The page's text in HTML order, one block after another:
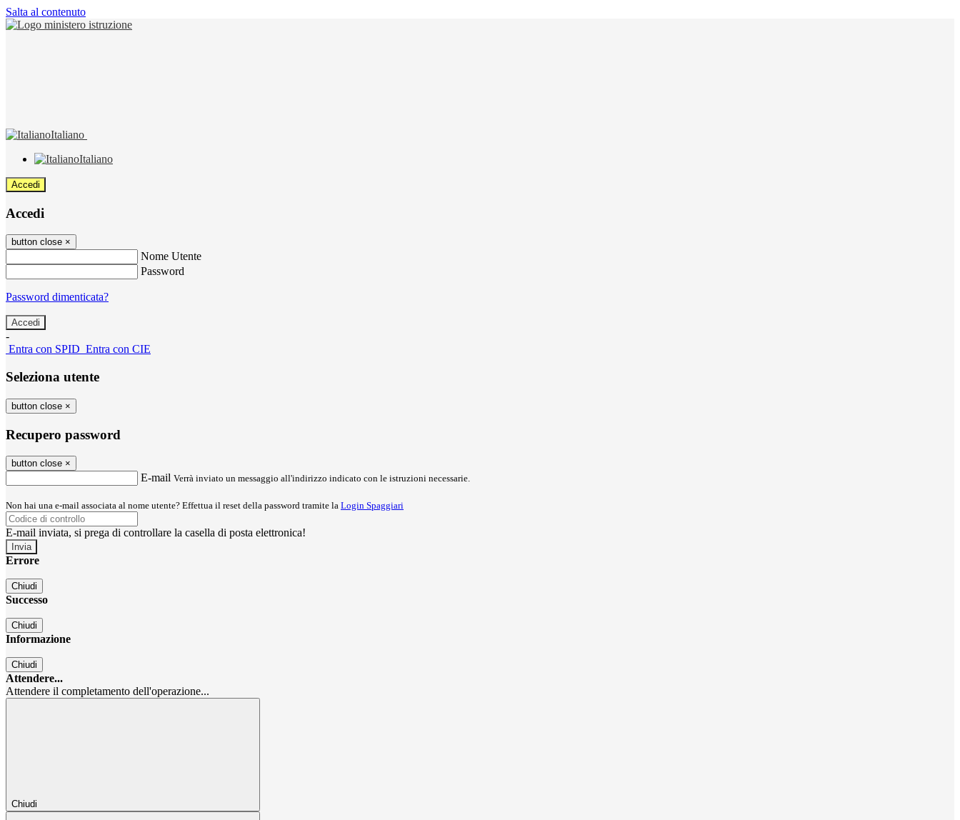
Salta al contenuto
Italiano
Italiano
Accedi
Accedi
button close ×
Nome Utente
Password
Password dimenticata?
-
Entra con SPID Entra con CIE
Seleziona utente
button close ×
Recupero password
button close ×
E-mail Verrà inviato un messaggio all'indirizzo indicato con le istruzioni necessarie.
Non hai una e-mail associata al nome utente? Effettua il reset della password tramite la Login Spaggiari
E-mail inviata, si prega di controllare la casella di posta elettronica!
Errore
Chiudi
Successo
Chiudi
Informazione
Chiudi
Attendere...
Attendere il completamento dell'operazione...
Chiudi